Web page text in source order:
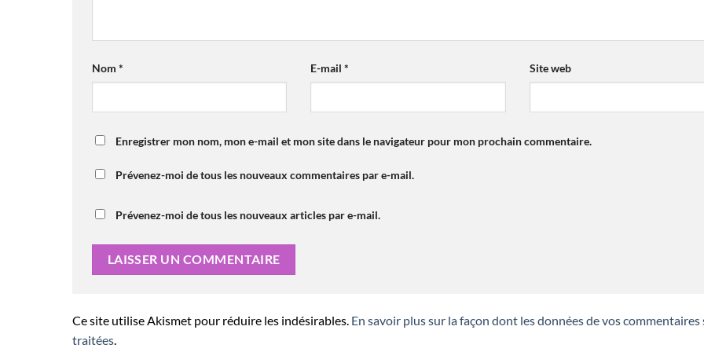
Nom * E-mail* Site web
Enregistrer mon nom, mon e-mail et mon site dans le navigateur pour mon prochain commentaire.
Prévenez-moi de tous les nouveaux commentaires par e-mail.
Prévenez-moi de tous les nouveaux articles par e-mail.
Ce site utilise Akismet pour réduire les indésirables. En savoir plus sur la façon dont les données de vos commentaires
traitées